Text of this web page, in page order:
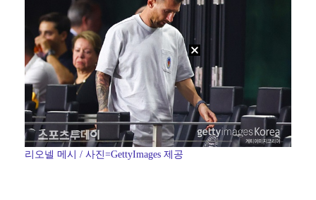
[ST포토] 정지효, 반가운 손인사
리오넬 메시 / 사진=GettyImages 제공